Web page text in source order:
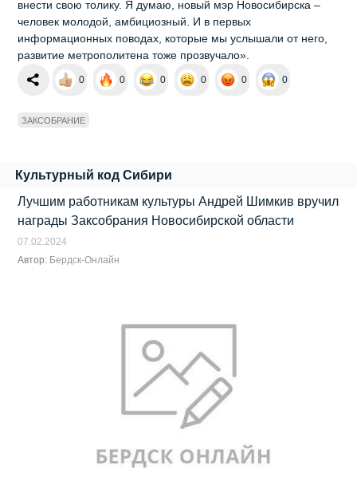
внести свою толику. Я думаю, новый мэр Новосибирска –
человек молодой, амбициозный. И в первых
информационных поводах, которые мы услышали от него,
развитие метрополитена тоже прозвучало».
0 0 0 0 0 0
ЗАКСОБРАНИЕ
Культурный код Сибири
Лучшим работникам культуры Андрей Шимкив вручил
награды Заксобрания Новосибирской области
07.02.2024
Автор: Бердск-Онлайн